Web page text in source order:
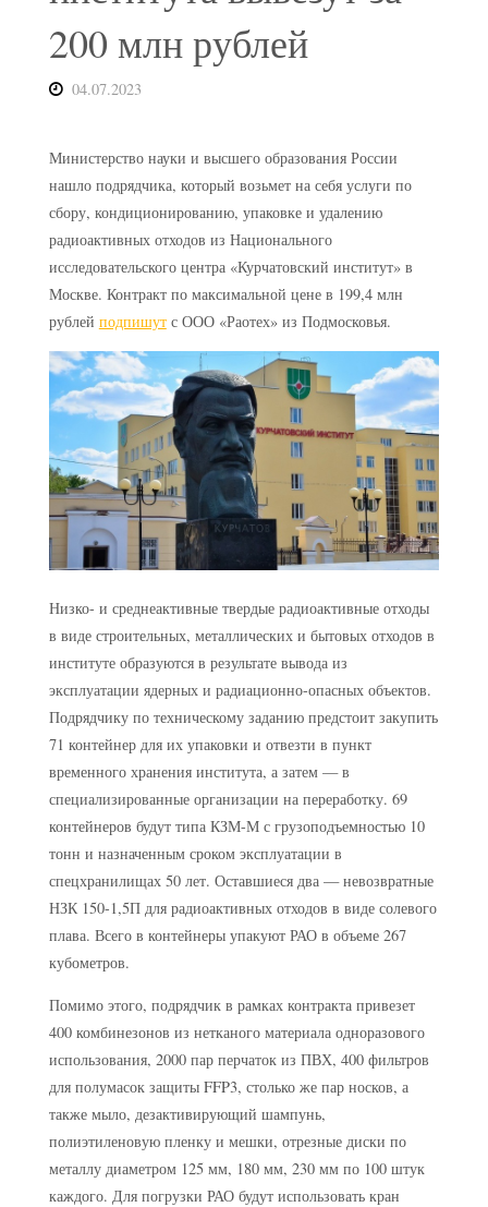
200 млн рублей
04.07.2023
Министерство науки и высшего образования России
нашло подрядчика, который возьмет на себя услуги по
сбору, кондиционированию, упаковке и удалению
радиоактивных отходов из Национального
исследовательского центра «Курчатовский институт» в
Москве. Контракт по максимальной цене в 199,4 млн
рублей подпишутс ООО «Раотех» из Подмосковья.
Низко- и среднеактивные твердые радиоактивные отходы
в виде строительных, металлических и бытовых отходов в
институте образуются в результате вывода из
эксплуатации ядерных и радиационно-опасных объектов.
Подрядчику по техническому заданию предстоит закупить
71 контейнер для их упаковки и отвезти в пункт
временного хранения института, а затем — в
специализированные организации на переработку. 69
контейнеров будут типа КЗМ-М с грузоподъемностью 10
тонн и назначенным сроком эксплуатации в
спецхранилищах 50 лет. Оставшиеся два — невозвратные
НЗК 150-1,5П для радиоактивных отходов в виде солевого
плава. Всего в контейнеры упакуют РАО в объеме 267
кубометров.
Помимо этого, подрядчик в рамках контракта привезет
400 комбинезонов из нетканого материала одноразового
использования, 2000 пар перчаток из ПВХ, 400 фильтров
для полумасок защиты FFP3, столько же пар носков, а
также мыло, дезактивирующий шампунь,
полиэтиленовую пленку и мешки, отрезные диски по
металлу диаметром 125 мм, 180 мм, 230 мм по 100 штук
каждого. Для погрузки РАО будут использовать кран